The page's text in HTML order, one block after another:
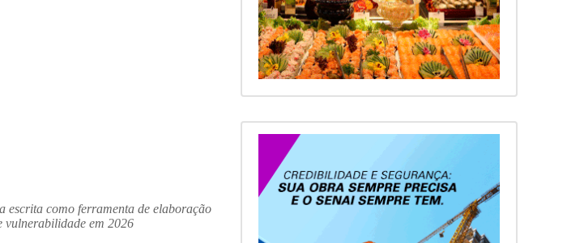
como ferramenta de elaboração
vulnerabilidade em 2026